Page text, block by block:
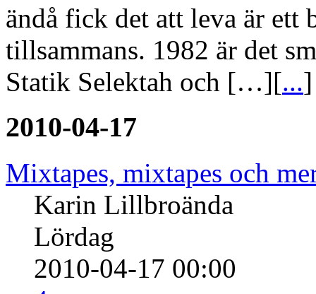
ändå fick det att leva är ett
tillsammans. 1982 är det
Statik Selektah och […][...]
2010-04-17
Mixtapes, mixtapes och
Karin Lillbroända
Lördag
2010-04-17 00:00